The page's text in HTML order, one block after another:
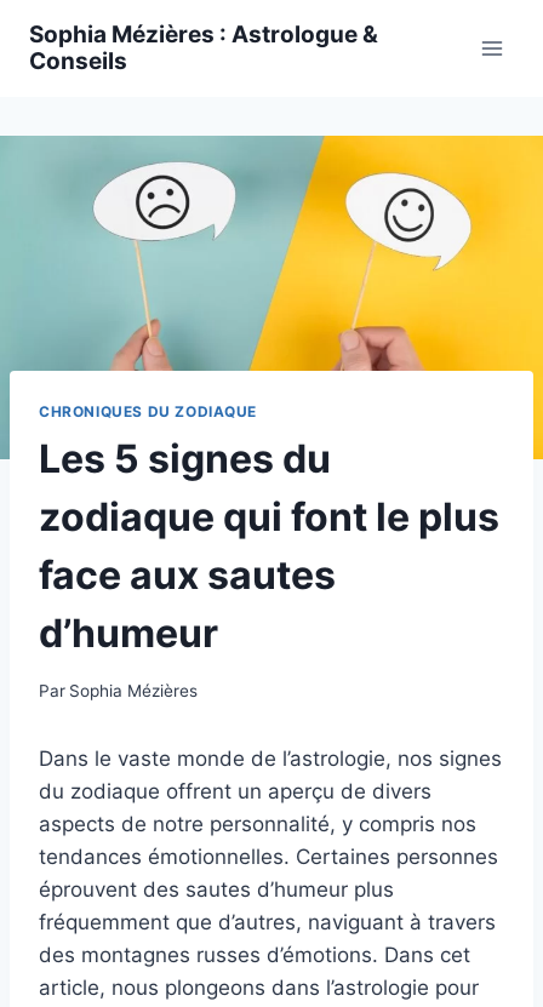
Sophia Mézières : Astrologue &
Conseils
CHRONIQUES DU ZODIAQUE
Les 5 signes du
zodiaque qui font le plus
face aux sautes
d’humeur
Par Sophia Mézières
Dans le vaste monde de l’astrologie, nos signes
du zodiaque offrent un aperçu de divers
aspects de notre personnalité, y compris nos
tendances émotionnelles. Certaines personnes
éprouvent des sautes d’humeur plus
fréquemment que d’autres, naviguant à travers
des montagnes russes d’émotions. Dans cet
article, nous plongeons dans l’astrologie pour